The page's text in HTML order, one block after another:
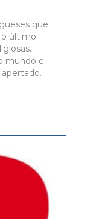
que
o último
mundo e